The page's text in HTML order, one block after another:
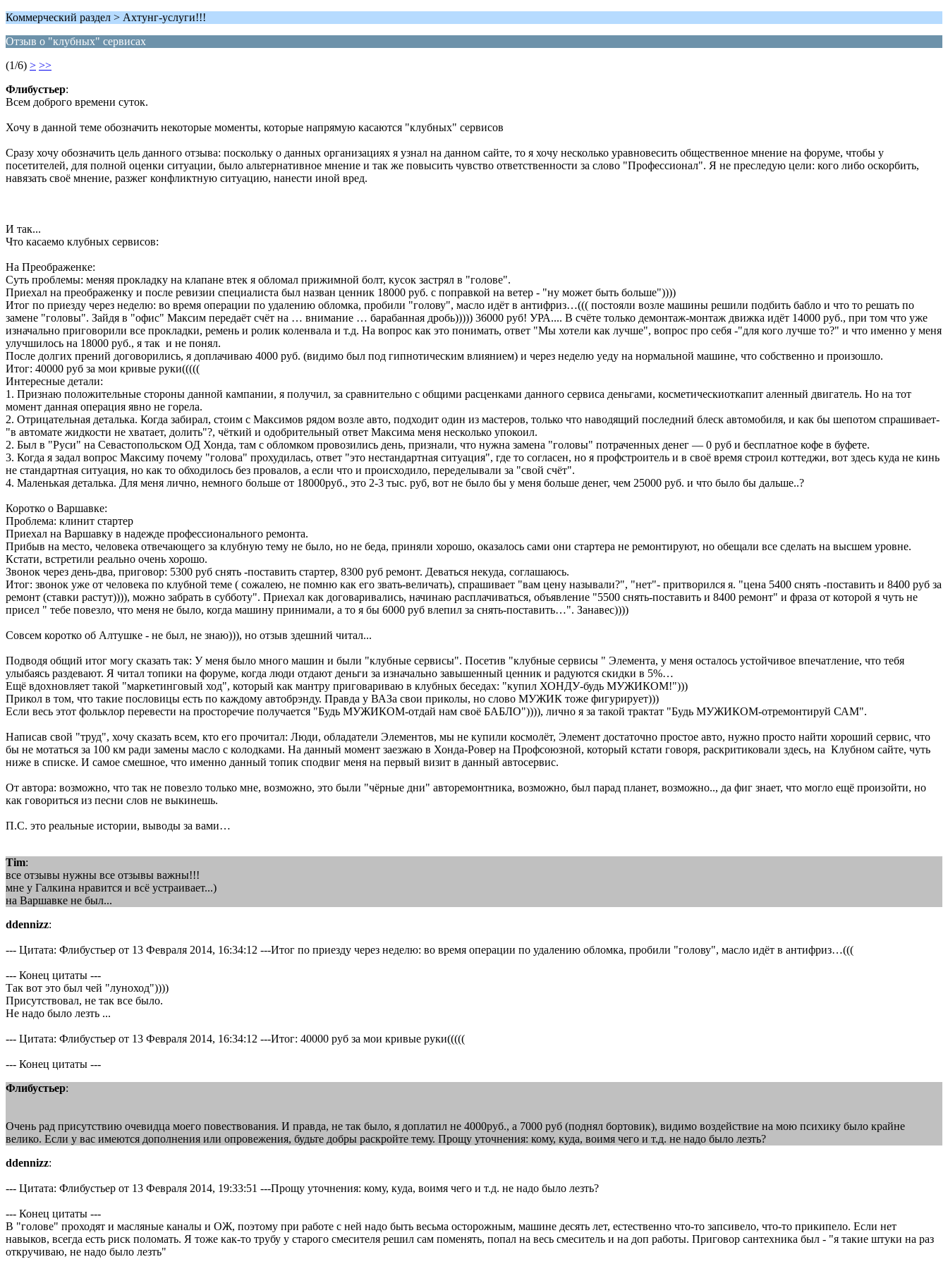
Коммерческий раздел > Ахтунг-услуги!!!
Отзыв о "клубных" сервисах
(1/6) > >>
Флибустьер:
Всем доброго времени суток.
Хочу в данной теме обозначить некоторые моменты, которые напрямую касаются "клубных" сервисов
Сразу хочу обозначить цель данного отзыва: поскольку о данных организациях я узнал на данном сайте, то я хочу несколько уравновесить общественное мнение на форуме, чтобы у
посетителей, для полной оценки ситуации, было альтернативное мнение и так же повысить чувство ответственности за слово "Профессионал". Я не преследую цели: кого либо оскорбить,
навязать своё мнение, разжег конфликтную ситуацию, нанести иной вред.
И так...
Что касаемо клубных сервисов:
На Преображенке:
Суть проблемы: меняя прокладку на клапане втек я обломал прижимной болт, кусок застрял в "голове".
Приехал на преображенку и после ревизии специалиста был назван ценник 18000 руб. с поправкой на ветер - "ну может быть больше"))))
Итог по приезду через неделю: во время операции по удалению обломка, пробили "голову", масло идёт в антифриз…((( постояли возле машины решили подбить бабло и что то решать по
замене "головы". Зайдя в "офис" Максим передаёт счёт на … внимание … барабанная дробь))))) 36000 руб! УРА.... В счёте только демонтаж-монтаж движка идёт 14000 руб., при том что уже
изначально приговорили все прокладки, ремень и ролик коленвала и т.д. На вопрос как это понимать, ответ "Мы хотели как лучше", вопрос про себя -"для кого лучше то?" и что именно у меня
улучшилось на 18000 руб., я так и не понял.
После долгих прений договорились, я доплачиваю 4000 руб. (видимо был под гипнотическим влиянием) и через неделю уеду на нормальной машине, что собственно и произошло.
Итог: 40000 руб за мои кривые руки(((((
Интересные детали:
1. Признаю положительные стороны данной кампании, я получил, за сравнительно с общими расценками данного сервиса деньгами, косметическиоткапит аленный двигатель. Но на тот
момент данная операция явно не горела.
2. Отрицательная деталька. Когда забирал, стоим с Максимов рядом возле авто, подходит один из мастеров, только что наводящий последний блеск автомобиля, и как бы шепотом спрашивает-
"в автомате жидкости не хватает, долить"?, чёткий и одобрительный ответ Максима меня несколько упокоил.
2. Был в "Руси" на Севастопольском ОД Хонда, там с обломком провозились день, признали, что нужна замена "головы" потраченных денег — 0 руб и бесплатное кофе в буфете.
3. Когда я задал вопрос Максиму почему "голова" прохудилась, ответ "это нестандартная ситуация", где то согласен, но я профстроитель и в своё время строил коттеджи, вот здесь куда не кинь
не стандартная ситуация, но как то обходилось без провалов, а если что и происходило, переделывали за "свой счёт".
4. Маленькая деталька. Для меня лично, немного больше от 18000руб., это 2-3 тыс. руб, вот не было бы у меня больше денег, чем 25000 руб. и что было бы дальше..?
Коротко о Варшавке:
Проблема: клинит стартер
Приехал на Варшавку в надежде профессионального ремонта.
Прибыв на место, человека отвечающего за клубную тему не было, но не беда, приняли хорошо, оказалось сами они стартера не ремонтируют, но обещали все сделать на высшем уровне.
Кстати, встретили реально очень хорошо.
Звонок через день-два, приговор: 5300 руб снять -поставить стартер, 8300 руб ремонт. Деваться некуда, соглашаюсь.
Итог: звонок уже от человека по клубной теме ( сожалею, не помню как его звать-величать), спрашивает "вам цену называли?", "нет"- притворился я. "цена 5400 снять -поставить и 8400 руб за
ремонт (ставки растут)))), можно забрать в субботу". Приехал как договаривались, начинаю расплачиваться, объявление "5500 снять-поставить и 8400 ремонт" и фраза от которой я чуть не
присел " тебе повезло, что меня не было, когда машину принимали, а то я бы 6000 руб влепил за снять-поставить…". Занавес))))
Совсем коротко об Алтушке - не был, не знаю))), но отзыв здешний читал...
Подводя общий итог могу сказать так: У меня было много машин и были "клубные сервисы". Посетив "клубные сервисы " Элемента, у меня осталось устойчивое впечатление, что тебя
улыбаясь раздевают. Я читал топики на форуме, когда люди отдают деньги за изначально завышенный ценник и радуются скидки в 5%…
Ещё вдохновляет такой "маркетинговый ход", который как мантру приговариваю в клубных беседах: "купил ХОНДУ-будь МУЖИКОМ!")))
Прикол в том, что такие пословицы есть по каждому автобрэнду. Правда у ВАЗа свои приколы, но слово МУЖИК тоже фигурирует)))
Если весь этот фольклор перевести на просторечие получается "Будь МУЖИКОМ-отдай нам своё БАБЛО")))), лично я за такой трактат "Будь МУЖИКОМ-отремонтируй САМ".
Написав свой "труд", хочу сказать всем, кто его прочитал: Люди, обладатели Элементов, мы не купили космолёт, Элемент достаточно простое авто, нужно просто найти хороший сервис, что
бы не мотаться за 100 км ради замены масло с колодками. На данный момент заезжаю в Хонда-Ровер на Профсоюзной, который кстати говоря, раскритиковали здесь, на Клубном сайте, чуть
ниже в списке. И самое смешное, что именно данный топик сподвиг меня на первый визит в данный автосервис.
От автора: возможно, что так не повезло только мне, возможно, это были "чёрные дни" авторемонтника, возможно, был парад планет, возможно.., да фиг знает, что могло ещё произойти, но
как говориться из песни слов не выкинешь.
П.С. это реальные истории, выводы за вами…
Tim:
все отзывы нужны все отзывы важны!!!
мне у Галкина нравится и всё устраивает...)
на Варшавке не был...
ddennizz:
--- Цитата: Флибустьер от 13 Февраля 2014, 16:34:12 ---Итог по приезду через неделю: во время операции по удалению обломка, пробили "голову", масло идёт в антифриз…(((
--- Конец цитаты ---
Так вот это был чей "луноход"))))
Присутствовал, не так все было.
Не надо было лезть ...
--- Цитата: Флибустьер от 13 Февраля 2014, 16:34:12 ---Итог: 40000 руб за мои кривые руки(((((
--- Конец цитаты ---
Флибустьер:
Очень рад присутствию очевидца моего повествования. И правда, не так было, я доплатил не 4000руб., а 7000 руб (поднял бортовик), видимо воздействие на мою психику было крайне
велико. Если у вас имеются дополнения или опровежения, будьте добры раскройте тему. Прощу уточнения: кому, куда, воимя чего и т.д. не надо было лезть?
ddennizz:
--- Цитата: Флибустьер от 13 Февраля 2014, 19:33:51 ---Прощу уточнения: кому, куда, воимя чего и т.д. не надо было лезть?
--- Конец цитаты ---
В "голове" проходят и масляные каналы и ОЖ, поэтому при работе с ней надо быть весьма осторожным, машине десять лет, естественно что-то запсивело, что-то прикипело. Если нет
навыков, всегда есть риск поломать. Я тоже как-то трубу у старого смесителя решил сам поменять, попал на весь смеситель и на доп работы. Приговор сантехника был - "я такие штуки на раз
откручиваю, не надо было лезть"